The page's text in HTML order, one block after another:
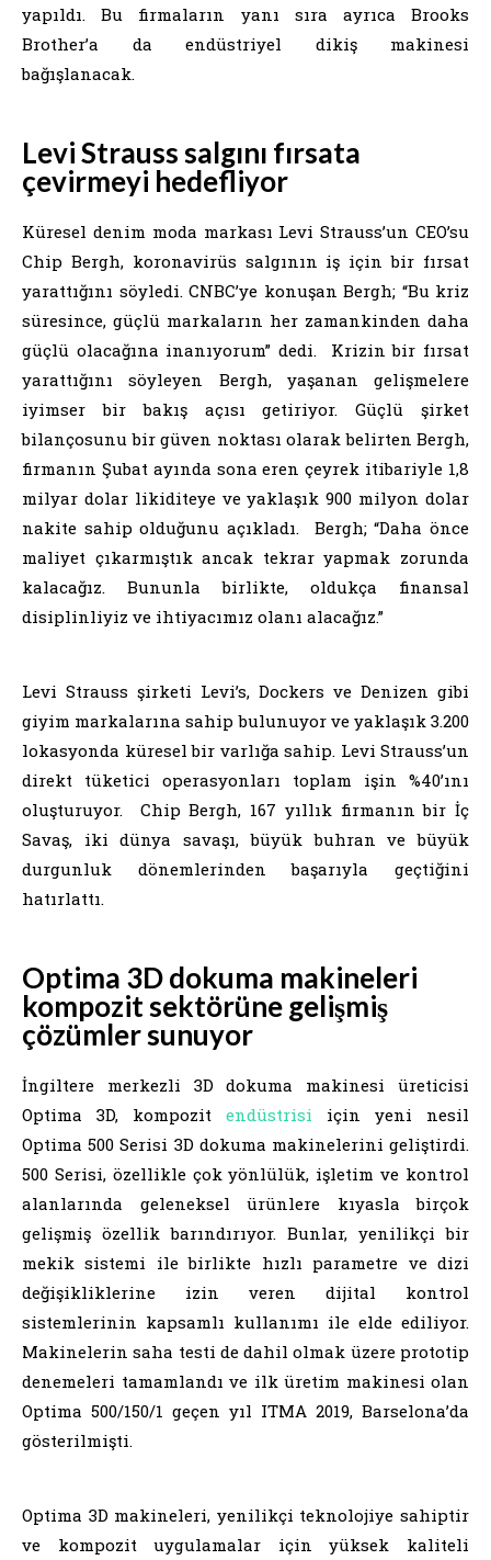
yapıldı. Bu firmaların yanı sıra ayrıca Brooks
Brother’a da endüstriyel dikiş makinesi
bağışlanacak.
Levi Strauss salgını fırsata
çevirmeyi hedefliyor
Küresel denim moda markası Levi Strauss’un CEO’su
Chip Bergh, koronavirüs salgının iş için bir fırsat
yarattığını söyledi. CNBC’ye konuşan Bergh; “Bu kriz
süresince, güçlü markaların her zamankinden daha
güçlü olacağına inanıyorum” dedi. Krizin bir fırsat
yarattığını söyleyen Bergh, yaşanan gelişmelere
iyimser bir bakış açısı getiriyor. Güçlü şirket
bilançosunu bir güven noktası olarak belirten Bergh,
firmanın Şubat ayında sona eren çeyrek itibariyle 1,8
milyar dolar likiditeye ve yaklaşık 900 milyon dolar
nakite sahip olduğunu açıkladı. Bergh; “Daha önce
maliyet çıkarmıştık ancak tekrar yapmak zorunda
kalacağız. Bununla birlikte, oldukça finansal
disiplinliyiz ve ihtiyacımız olanı alacağız.”
Levi Strauss şirketi Levi’s, Dockers ve Denizen gibi
giyim markalarına sahip bulunuyor ve yaklaşık 3.200
lokasyonda küresel bir varlığa sahip. Levi Strauss’un
direkt tüketici operasyonları toplam işin %40’ını
oluşturuyor. Chip Bergh, 167 yıllık firmanın bir İç
Savaş, iki dünya savaşı, büyük buhran ve büyük
durgunluk dönemlerinden başarıyla geçtiğini
hatırlattı.
Optima 3D dokuma makineleri
kompozit sektörüne gelişmiş
çözümler sunuyor
İngiltere merkezli 3D dokuma makinesi üreticisi
Optima 3D, kompozit endüstrisi için yeni nesil
Optima 500 Serisi 3D dokuma makinelerini geliştirdi.
500 Serisi, özellikle çok yönlülük, işletim ve kontrol
alanlarında geleneksel ürünlere kıyasla birçok
gelişmiş özellik barındırıyor. Bunlar, yenilikçi bir
mekik sistemi ile birlikte hızlı parametre ve dizi
değişikliklerine izin veren dijital kontrol
sistemlerinin kapsamlı kullanımı ile elde ediliyor.
Makinelerin saha testi de dahil olmak üzere prototip
denemeleri tamamlandı ve ilk üretim makinesi olan
Optima 500/150/1 geçen yıl ITMA 2019, Barselona’da
gösterilmişti.
Optima 3D makineleri, yenilikçi teknolojiye sahiptir
ve kompozit uygulamalar için yüksek kaliteli